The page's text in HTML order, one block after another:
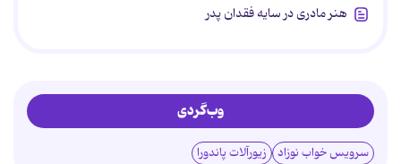
هنر مادری در سایه‌ فقدان پدر
وب‌گردی
سرویس خواب نوزاد زیورآلات پاندورا